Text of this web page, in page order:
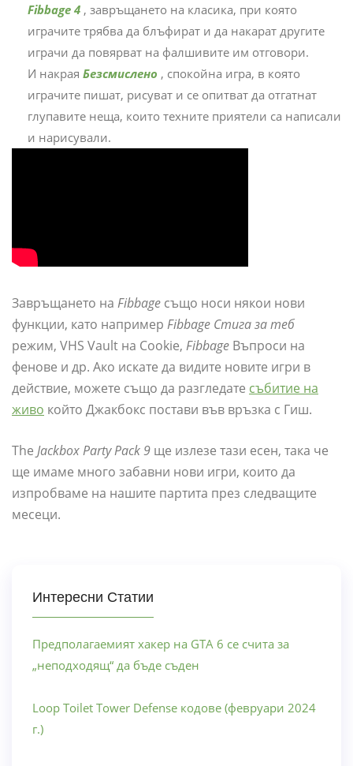
Fibbage 4 , завръщането на класика, при която
играчите трябва да блъфират и да накарат другите
играчи да повярват на фалшивите им отговори.
И накрая Безсмислено , спокойна игра, в която
играчите пишат, рисуват и се опитват да отгатнат
глупавите неща, които техните приятели са написали
и нарисували.
Завръщането на Fibbage също носи някои нови
функции, като например Fibbage Стига за теб
режим, VHS Vault на Cookie, Fibbage Въпроси на
фенове и др. Ако искате да видите новите игри в
действие, можете също да разгледате събитие на
живо който Джакбокс постави във връзка с Гиш.
The Jackbox Party Pack 9 ще излезе тази есен, така че
ще имаме много забавни нови игри, които да
изпробваме на нашите партита през следващите
месеци.
Интересни Статии
Предполагаемият хакер на GTA 6 се счита за
„неподходящ“ да бъде съден
Loop Toilet Tower Defense кодове (февруари 2024
г.)